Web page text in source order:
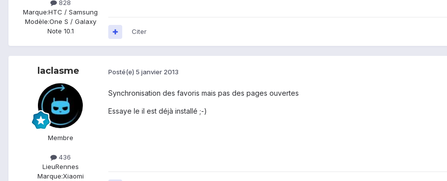
828
Marque:HTC / Samsung
Modèle:One S / Galaxy
Note 10.1
Citer
laclasme
Membre
436
LieuRennes
Marque:Xiaomi
Posté(e) 5 janvier 2013
Synchronisation des favoris mais pas des pages ouvertes
Essaye le il est déjà installé ;-)